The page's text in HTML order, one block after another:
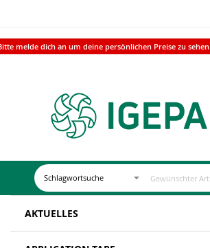
melde dich an um deine persönlichen Preise zu sehen.
AKTUELLES